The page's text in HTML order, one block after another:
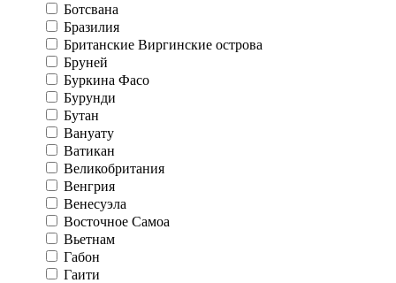
Ботсвана
Бразилия
Британские Виргинские острова
Бруней
Буркина Фасо
Бурунди
Бутан
Вануату
Ватикан
Великобритания
Венгрия
Венесуэла
Восточное Самоа
Вьетнам
Габон
Гаити